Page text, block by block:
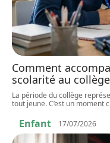
Comment
scolarité au collège
La période du collège
tout jeune. C’est un moment
Enfant 17/07/2026